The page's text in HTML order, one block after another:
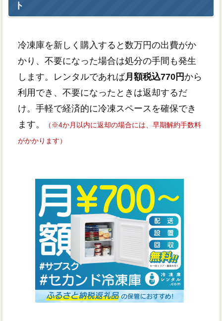
ト
冷凍庫を新しく購入すると数万円の出費がか
かり、不要になった場合は処分の手間も発生
します。レンタルであれば月額税込770円から
利用でき、不要になったときは返却するだ
け。手軽で経済的に冷凍スペースを確保でき
ます。
（※4か月以内に返却の場合には、早期解約手数料
がかかります）